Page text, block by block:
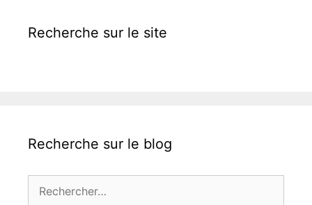
Recherche sur le site
Recherche sur le blog